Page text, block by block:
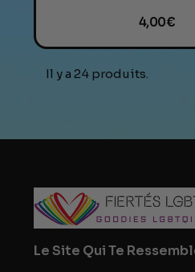
4,00 €
Il y a 24 produits.
Le Site Qui Te